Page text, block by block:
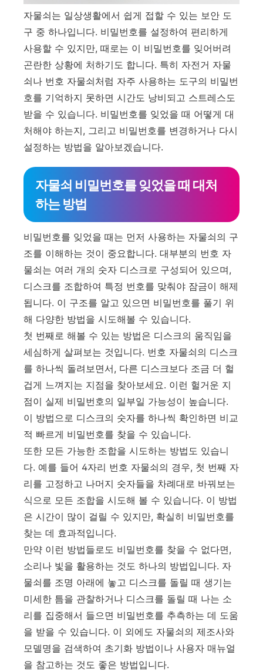
자물쇠는 일상생활에서 쉽게 접할 수 있는 보안 도
구 중 하나입니다. 비밀번호를 설정하여 편리하게
사용할 수 있지만, 때로는 이 비밀번호를 잊어버려
곤란한 상황에 처하기도 합니다. 특히 자전거 자물
쇠나 번호 자물쇠처럼 자주 사용하는 도구의 비밀번
호를 기억하지 못하면 시간도 낭비되고 스트레스도
받을 수 있습니다. 비밀번호를 잊었을 때 어떻게 대
처해야 하는지, 그리고 비밀번호를 변경하거나 다시
설정하는 방법을 알아보겠습니다.
자물쇠 비밀번호를 잊었을 때 대처
하는 방법
비밀번호를 잊었을 때는 먼저 사용하는 자물쇠의 구
조를 이해하는 것이 중요합니다. 대부분의 번호 자
물쇠는 여러 개의 숫자 디스크로 구성되어 있으며,
디스크를 조합하여 특정 번호를 맞춰야 잠금이 해제
됩니다. 이 구조를 알고 있으면 비밀번호를 풀기 위
해 다양한 방법을 시도해볼 수 있습니다.
첫 번째로 해볼 수 있는 방법은 디스크의 움직임을
세심하게 살펴보는 것입니다. 번호 자물쇠의 디스크
를 하나씩 돌려보면서, 다른 디스크보다 조금 더 헐
겁게 느껴지는 지점을 찾아보세요. 이런 헐거운 지
점이 실제 비밀번호의 일부일 가능성이 높습니다.
이 방법으로 디스크의 숫자를 하나씩 확인하면 비교
적 빠르게 비밀번호를 찾을 수 있습니다.
또한 모든 가능한 조합을 시도하는 방법도 있습니
다. 예를 들어 4자리 번호 자물쇠의 경우, 첫 번째 자
리를 고정하고 나머지 숫자들을 차례대로 바꿔보는
식으로 모든 조합을 시도해 볼 수 있습니다. 이 방법
은 시간이 많이 걸릴 수 있지만, 확실히 비밀번호를
찾는 데 효과적입니다.
만약 이런 방법들로도 비밀번호를 찾을 수 없다면,
소리나 빛을 활용하는 것도 하나의 방법입니다. 자
물쇠를 조명 아래에 놓고 디스크를 돌릴 때 생기는
미세한 틈을 관찰하거나 디스크를 돌릴 때 나는 소
리를 집중해서 들으면 비밀번호를 추측하는 데 도움
을 받을 수 있습니다. 이 외에도 자물쇠의 제조사와
모델명을 검색하여 초기화 방법이나 사용자 매뉴얼
을 참고하는 것도 좋은 방법입니다.